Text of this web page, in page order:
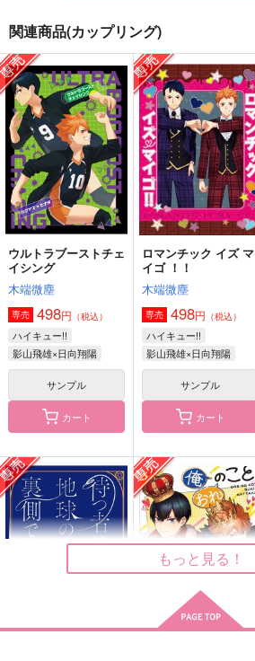
いとしのモジャひな
ＲＨ
645円（税込）
影山飛雄×日向翔陽
サンプル
作品詳細
共犯者
生まれ生まれ生まれ
て、
495円 （税込）
影山飛雄×日向翔陽
サンプル
作品詳細
とりとめのないはなし
elevatordog
1,415円（税込）
影山飛雄×日向翔陽
キスの意味を知る前に
微酔い
660円（税込）
影山飛雄×日向翔陽
サンプル
作品詳細
関連商品(カップリング)
ウルトラブーストチェ
イシング
木端微塵
専売 498円 （税込）
ハイキュー!!
影山飛雄×日向翔陽
サンプル
カート
ロマンチック イズ マ
イゴ ！！
木端微塵
専売 498円 （税込）
ハイキュー!!
影山飛雄×日向翔陽
サンプル
カート
もっと見る！